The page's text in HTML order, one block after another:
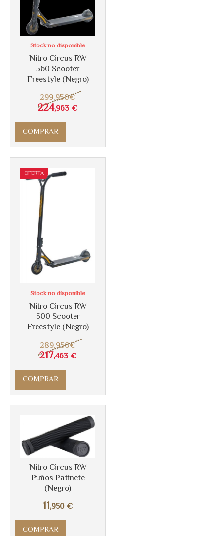
Nitro Circus RW
560 Scooter
Freestyle (Negro)
299,950€
224,963 €
Stock no disponible
COMPRAR
OFERTA
Nitro Circus RW
500 Scooter
Freestyle (Negro)
289,950€
217,463 €
Stock no disponible
COMPRAR
Nitro Circus RW
Puños Patinete
(Negro)
11,950 €
COMPRAR
Más info
Más info
Más info